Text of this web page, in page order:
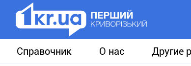
Справочник О нас Другие